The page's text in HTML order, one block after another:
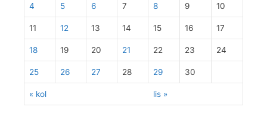
« kol lis »
4 5 6 7 8 9 10
11 12 13 14 15 16 17
18 19 20 21 22 23 24
25 26 27 28 29 30